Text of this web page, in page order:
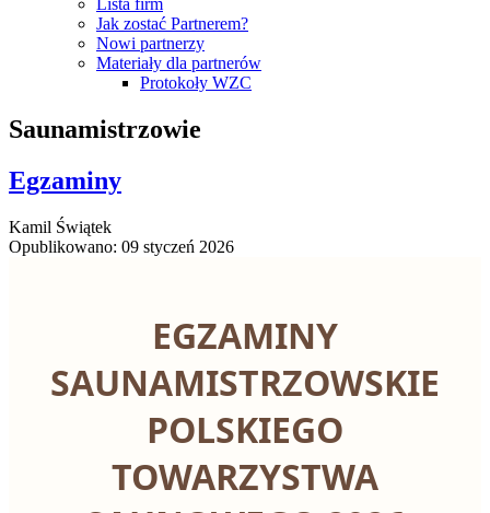
Lista firm
Jak zostać Partnerem?
Nowi partnerzy
Materiały dla partnerów
Protokoły WZC
Saunamistrzowie
Egzaminy
Kamil Świątek
Opublikowano: 09 styczeń 2026
EGZAMINY
SAUNAMISTRZOWSKIE
POLSKIEGO
TOWARZYSTWA